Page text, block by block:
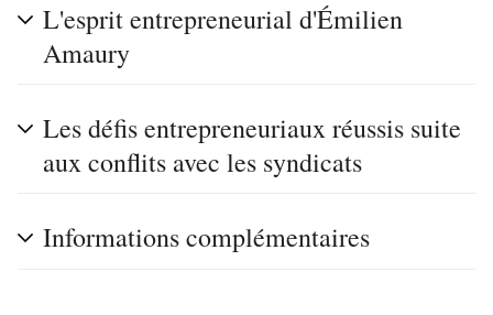
L'esprit entrepreneurial d'Émilien
Amaury
Les défis entrepreneuriaux réussis suite
aux conflits avec les syndicats
Informations complémentaires